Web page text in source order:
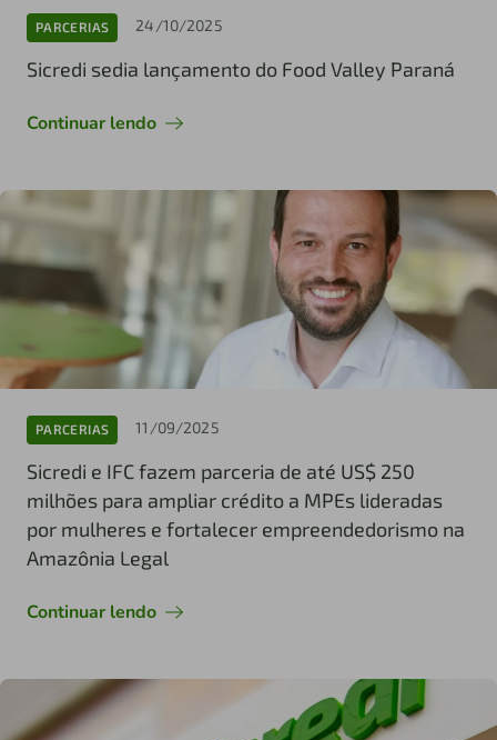
PARCERIAS 24/10/2025
Sicredi sedia lançamento do Food Valley Paraná
Continuar lendo
PARCERIAS 11/09/2025
Sicredi e IFC fazem parceria de até US$ 250
milhões para ampliar crédito a MPEs lideradas
por mulheres e fortalecer empreendedorismo na
Amazônia Legal
Continuar lendo